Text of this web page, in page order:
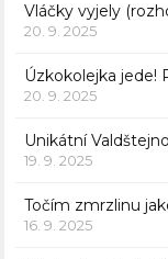
Vláčky vyjely
20. 9. 2025
Úzkokolejka jede!
20. 9. 2025
Unikátní
19. 9. 2025
Točím zmrzlinu
16. 9. 2025